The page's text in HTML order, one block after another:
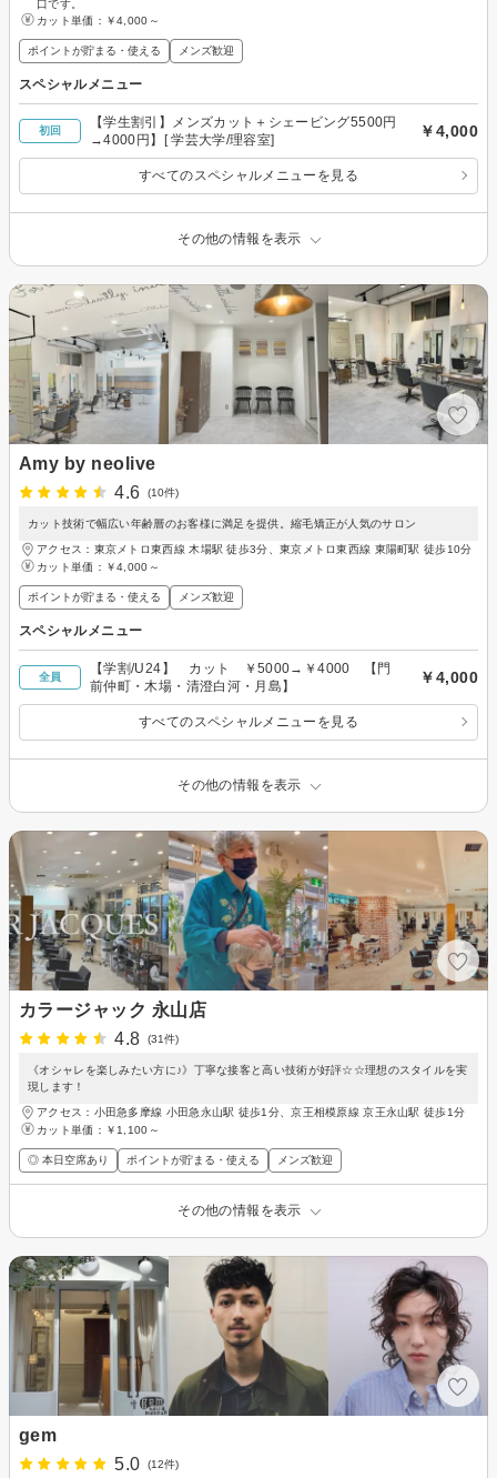
口です。
カット単価： ￥4,000～
ポイントが貯まる・使える メンズ歓迎
スペシャルメニュー
初回
【学生割引】メンズカット＋シェービング5500円
→4000円】[ 学芸大学/理容室]
￥4,000
すべてのスペシャルメニューを見る
その他の情報を表示
Amy by neolive
4.6
(10件)
カット技術で幅広い年齢層のお客様に満足を提供。縮毛矯正が人気のサロン
アクセス：東京メトロ東西線 木場駅 徒歩3分、東京メトロ東西線 東陽町駅 徒歩10分
カット単価： ￥4,000～
ポイントが貯まる・使える メンズ歓迎
スペシャルメニュー
全員
【学割/U24】 カット ￥5000→￥4000 【門
前仲町・木場・清澄白河・月島】
￥4,000
すべてのスペシャルメニューを見る
その他の情報を表示
カラージャック 永山店
4.8
(31件)
《オシャレを楽しみたい方に♪》丁寧な接客と高い技術が好評☆☆理想のスタイルを実
現します！
アクセス：小田急多摩線 小田急永山駅 徒歩1分、京王相模原線 京王永山駅 徒歩1分
カット単価： ￥1,100～
◎ 本日空席あり ポイントが貯まる・使える メンズ歓迎
その他の情報を表示
gem
5.0
(12件)